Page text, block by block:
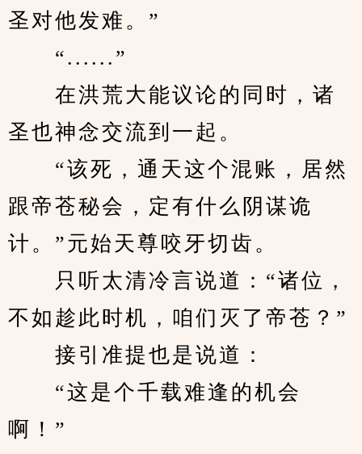
圣对他发难。”
“......”
在洪荒大能议论的同时，诸
圣也神念交流到一起。
“该死，通天这个混账，居然
跟帝苍秘会，定有什么阴谋诡
计。”元始天尊咬牙切齿。
只听太清冷言说道：“诸位，
不如趁此时机，咱们灭了帝苍？”
接引准提也是说道：
“这是个千载难逢的机会
啊！”